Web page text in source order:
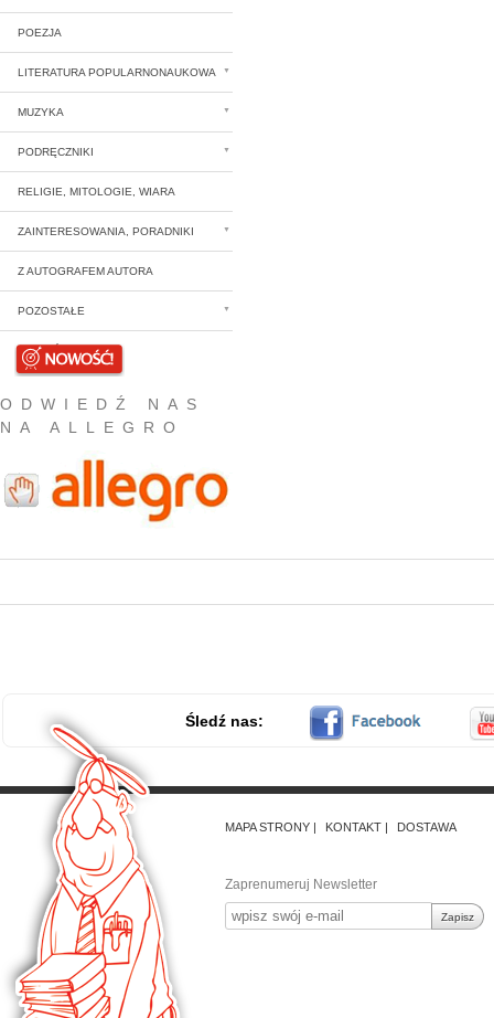
POEZJA
LITERATURA POPULARNONAUKOWA
MUZYKA
PODRĘCZNIKI
RELIGIE, MITOLOGIE, WIARA
ZAINTERESOWANIA, PORADNIKI
Z AUTOGRAFEM AUTORA
POZOSTAŁE
NOWOŚCI
ODWIEDŹ NAS
NA ALLEGRO
Śledź nas:
MAPA STRONY KONTAKT DOSTAWA
Zaprenumeruj Newsletter